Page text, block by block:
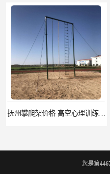
您是第